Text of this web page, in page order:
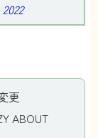
更
ABOUT